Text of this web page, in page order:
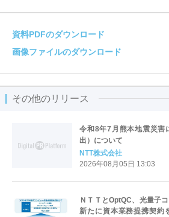
資料PDFのダウンロード
画像ファイルのダウンロード
その他のリリース
令和8年7月熊本地震災害
出）について
NTT株式会社
2026年08月05日 13:03
ＮＴＴとOptQC、光量子
新たに資本業務提携契約